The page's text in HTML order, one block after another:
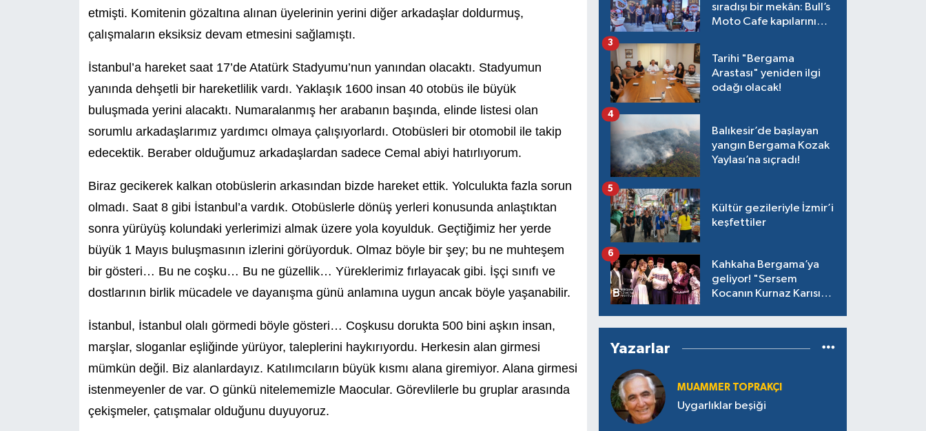
etmişti. Komitenin gözaltına alınan üyelerinin yerini diğer arkadaşlar doldurmuş,
çalışmaların eksiksiz devam etmesini sağlamıştı.
İstanbul’a hareket saat 17’de Atatürk Stadyumu’nun yanından olacaktı. Stadyumun
yanında dehşetli bir hareketlilik vardı. Yaklaşık 1600 insan 40 otobüs ile büyük
buluşmada yerini alacaktı. Numaralanmış her arabanın başında, elinde listesi olan
sorumlu arkadaşlarımız yardımcı olmaya çalışıyorlardı. Otobüsleri bir otomobil ile takip
edecektik. Beraber olduğumuz arkadaşlardan sadece Cemal abiyi hatırlıyorum.
Biraz gecikerek kalkan otobüslerin arkasından bizde hareket ettik. Yolculukta fazla sorun
olmadı. Saat 8 gibi İstanbul’a vardık. Otobüslerle dönüş yerleri konusunda anlaştıktan
sonra yürüyüş kolundaki yerlerimizi almak üzere yola koyulduk. Geçtiğimiz her yerde
büyük 1 Mayıs buluşmasının izlerini görüyorduk. Olmaz böyle bir şey; bu ne muhteşem
bir gösteri… Bu ne coşku… Bu ne güzellik… Yüreklerimiz fırlayacak gibi. İşçi sınıfı ve
dostlarının birlik mücadele ve dayanışma günü anlamına uygun ancak böyle yaşanabilir.
İstanbul, İstanbul olalı görmedi böyle gösteri… Coşkusu dorukta 500 bini aşkın insan,
marşlar, sloganlar eşliğinde yürüyor, taleplerini haykırıyordu. Herkesin alan girmesi
mümkün değil. Biz alanlardayız. Katılımcıların büyük kısmı alana giremiyor. Alana girmesi
istenmeyenler de var. O günkü nitelememizle Maocular. Görevlilerle bu gruplar arasında
çekişmeler, çatışmalar olduğunu duyuyoruz.
sıradışı bir mekân: Bull’s
Moto Cafe kapılarını
Tarihi "Bergama
Arastası" yeniden ilgi
odağı olacak!
3
Balıkesir’de başlayan
yangın Bergama Kozak
Yaylası’na sıçradı!
4
Kültür gezileriyle İzmir’i
keşfettiler
5
Kahkaha Bergama’ya
geliyor! "Sersem
Kocanın Kurnaz Karısı"
6
Yazarlar
MUAMMER TOPRAKÇI
Uygarlıklar beşiği